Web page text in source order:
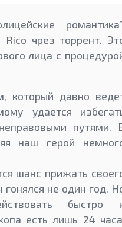
Rico чрез торрент.
лица с
который давно
удается
путями.
наш герой
шанс прижать
не один год.
быстро
есть лишь 24